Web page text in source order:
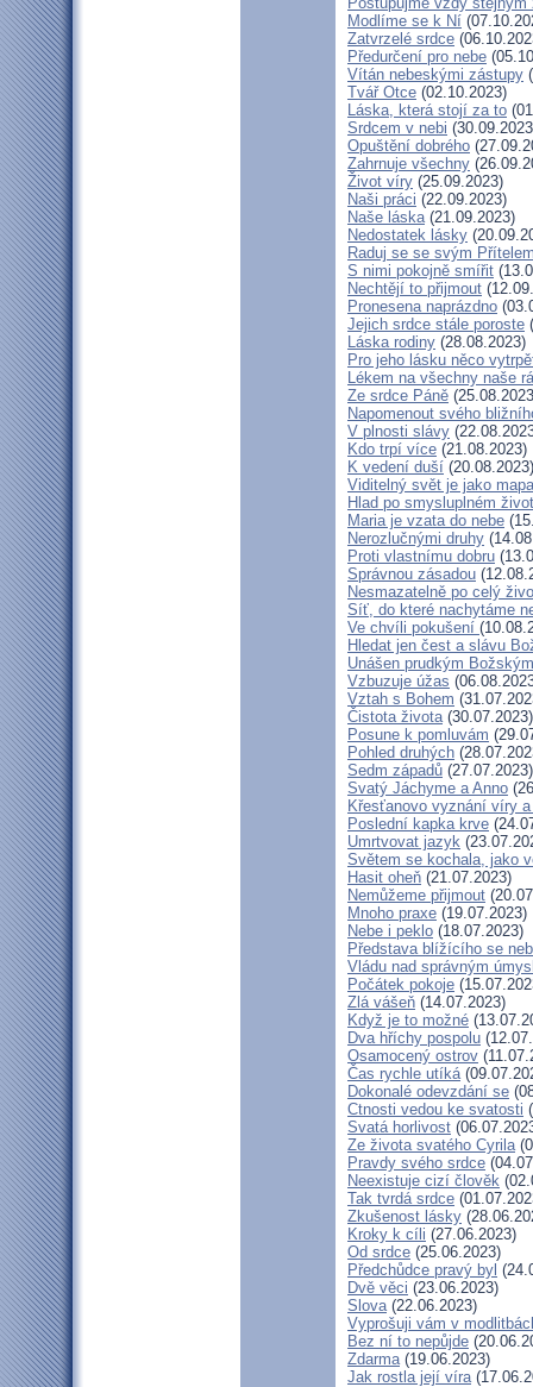
Modlíme se k Ní
Zatvrzelé srdce
Předurčení pro nebe
Vítán nebeskými zástupy
Tvář Otce (02.10.2023)
Láska, která stojí za to
Srdcem v nebi
Opuštění dobrého
Zahrnuje všechny
Život víry (25.09.2023)
Naši práci (22.09.2023)
Naše láska(21.09.2023)
Nedostatek lásky
Raduj se se svým
S nimi pokojně smířit
Nechtějí to přijmout
Pronesena naprázdno
Jejich srdce stále poroste
Láska rodiny (28.08.2023)
Pro jeho lásku něco
Lékem na všechny naše
Ze srdce Páně
Napomenout svého
V plnosti slávy
Kdo trpí více (21.08.2023)
K vedení duší (20.08.2023)
Viditelný svět je jako mapa
Hlad po smysluplném
Maria je vzata do nebe
Nerozlučnými druhy
Proti vlastnímu dobru
Správnou zásadou
Nesmazatelně po celý
Síť, do které nachytáme
Ve chvíli pokušení
Hledat jen čest a slávu
Unášen prudkým
Vzbuzuje úžas
Vztah s Bohem
Čistota života(30.07.2023)
Posune k pomluvám
Pohled druhých
Sedm západů (27.07.2023)
Svatý Jáchyme a Anno
Křesťanovo vyznání víry
Poslední kapka krve
Umrtvovat jazyk
Světem se kochala, jako
Hasit oheň (21.07.2023)
Nemůžeme přijmout
Mnoho praxe (19.07.2023)
Nebe i peklo (18.07.2023)
Představa blížícího se
Vládu nad správným
Počátek pokoje
Zlá vášeň (14.07.2023)
Když je to možné
Dva hříchy pospolu
Osamocený ostrov
Čas rychle utíká
Dokonalé odevzdání se
Ctnosti vedou ke svatosti
Svatá horlivost
Ze života svatého Cyrila
Pravdy svého srdce
Neexistuje cizí člověk
Tak tvrdá srdce
Zkušenost lásky
Kroky k cíli (27.06.2023)
Od srdce (25.06.2023)
Předchůdce pravý byl
Dvě věci (23.06.2023)
Slova(22.06.2023)
Vyprošuji vám v
Bez ní to nepůjde
Zdarma(19.06.2023)
Jak rostla její víra